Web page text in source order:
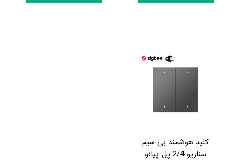
کلید هوشمند بی سیم
سناریو 2/4 پل پیانو